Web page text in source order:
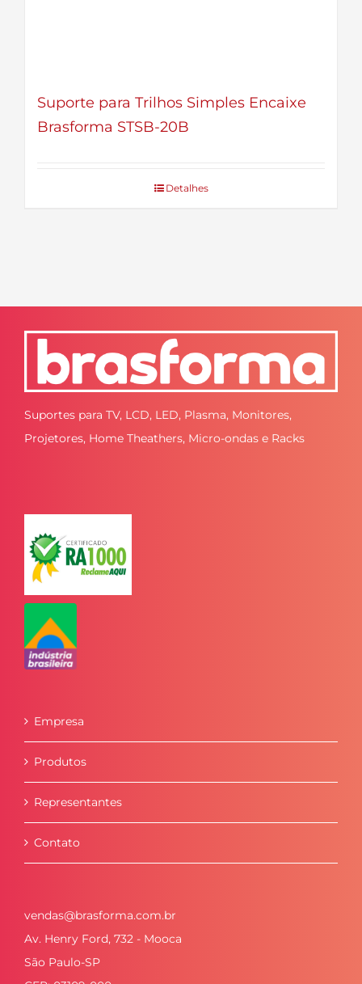
Suporte para Trilhos Simples Encaixe
Brasforma STSB-20B
Detalhes
Suportes para TV, LCD, LED, Plasma, Monitores,
Projetores, Home Theathers, Micro-ondas e Racks
Empresa
Produtos
Representantes
Contato
vendas@brasforma.com.br
Av. Henry Ford, 732 - Mooca
São Paulo-SP